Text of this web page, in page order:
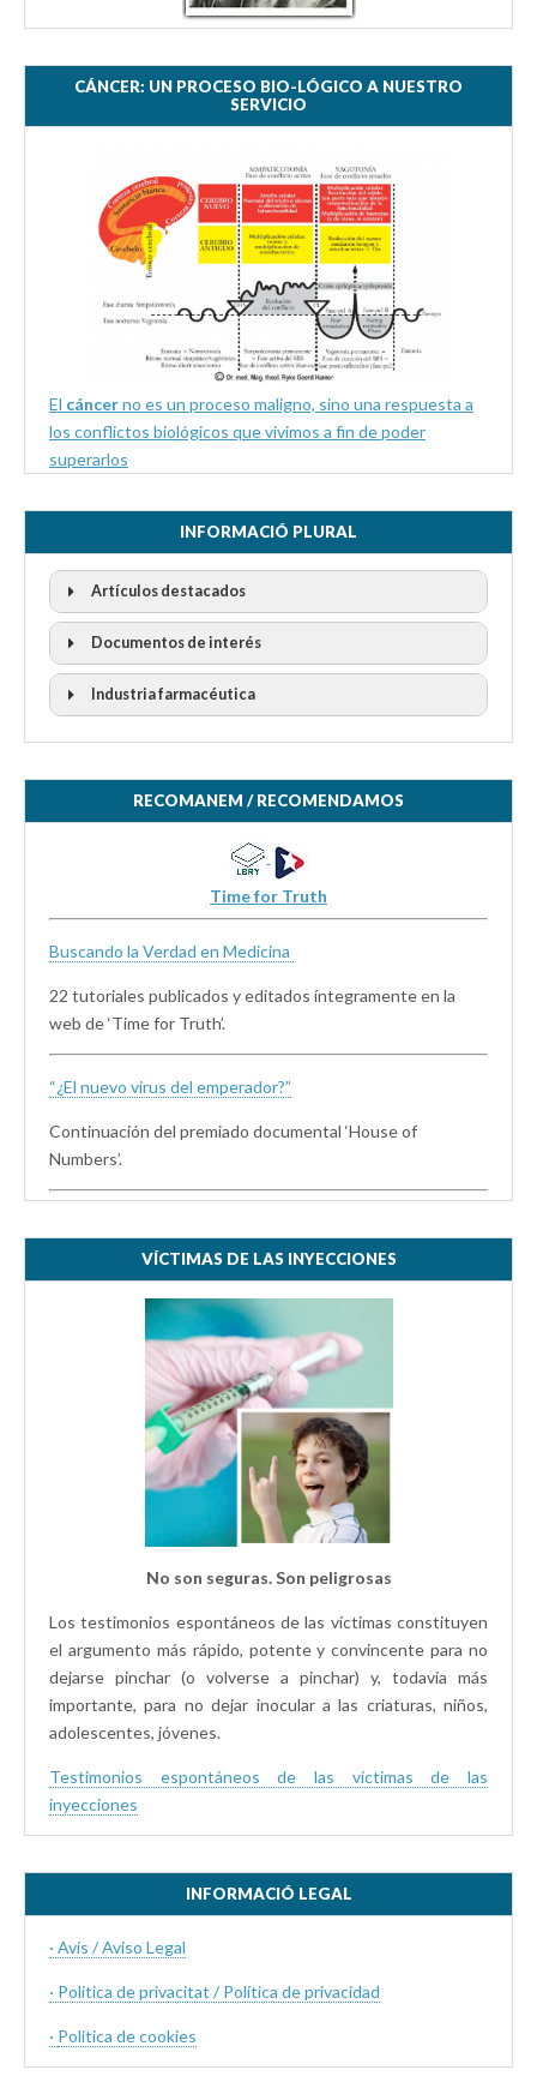
CÁNCER: UN PROCESO BIO-LÓGICO A NUESTRO
SERVICIO
El cáncerno es un proceso maligno, sino una respuesta a
los conflictos biológicos que vivimos a fin de poder
superarlos
INFORMACIÓ PLURAL
Artículos destacados
Documentos de interés
Industria farmacéutica
RECOMANEM / RECOMENDAMOS
Time for Truth
Buscando la Verdad en Medicina
22 tutoriales publicados y editados íntegramente en la
web de ‘Time for Truth’.
“¿El nuevo virus del emperador?”
Continuación del premiado documental ‘House of
Numbers’.
VÍCTIMAS DE LAS INYECCIONES
No son seguras. Son peligrosas
Los testimonios espontáneos de las víctimas constituyen
el argumento más rápido, potente y convincente para no
dejarse pinchar (o volverse a pinchar) y, todavía más
importante, para no dejar inocular a las criaturas, niños,
adolescentes, jóvenes.
Testimonios espontáneos de las víctimas de las
inyecciones
INFORMACIÓ LEGAL
· Avís / Aviso Legal
· Politica de privacitat / Política de privacidad
· Política de cookies